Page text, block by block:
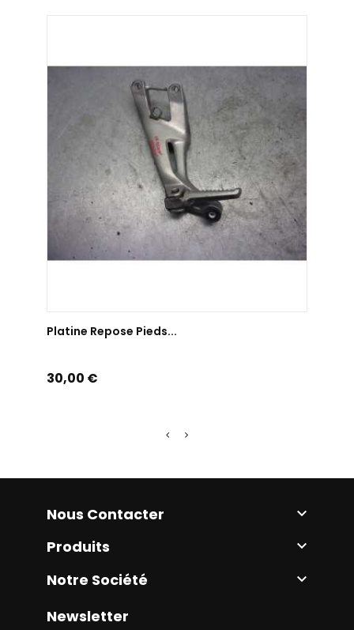
Platine Repose Pieds...
Prix
30,00 €
Nous Contacter 
Produits 
Notre Société 
Newsletter